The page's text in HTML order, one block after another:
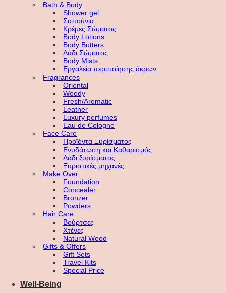
Bath & Body
Shower gel
Σαπούνια
Κρέμες Σώματος
Body Lotions
Body Butters
Λάδι Σώματος
Body Mists
Εργαλεία περιποίησης άκρων
Fragrances
Oriental
Woody
Fresh/Aromatic
Leather
Luxury perfumes
Eau de Cologne
Face Care
Προϊόντα Ξυρίσματος
Ενυδάτωση και Καθαρισμός
Λάδι ξυρίσματος
Ξυριστικές μηχανές
Make Over
Foundation
Concealer
Bronzer
Powders
Hair Care
Βούρτσες
Χτένες
Natural Wood
Gifts & Offers
Gift Sets
Travel Kits
Special Price
Well-Being